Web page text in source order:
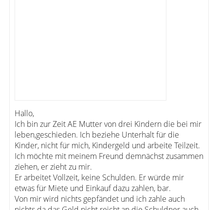
Hallo,
Ich bin zur Zeit AE Mutter von drei Kindern die bei mir
leben,geschieden. Ich beziehe Unterhalt für die
Kinder, nicht für mich, Kindergeld und arbeite Teilzeit.
Ich möchte mit meinem Freund demnächst zusammen
ziehen, er zieht zu mir.
Er arbeitet Vollzeit, keine Schulden. Er würde mir
etwas für Miete und Einkauf dazu zahlen, bar.
Von mir wird nichts gepfändet und ich zahle auch